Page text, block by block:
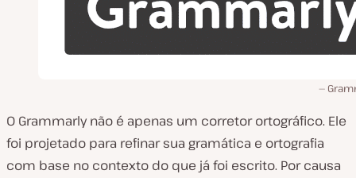
O Grammarly não é apenas um corretor ortográfico. Ele
foi projetado para refinar sua gramática e ortografia
com base no contexto do que já foi escrito. Por causa